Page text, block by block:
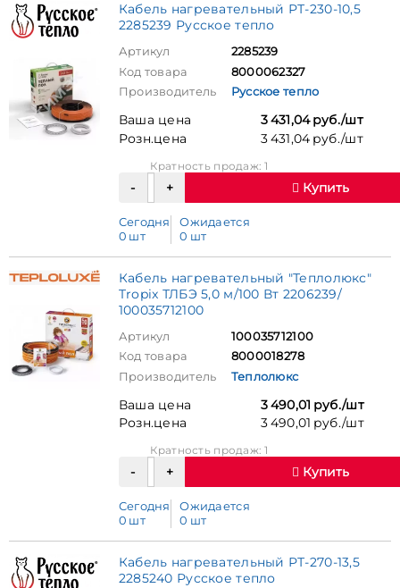
Кабель нагревательный РТ-230-10,5
2285239 Русское тепло
Артикул
2285239
Код товара
8000062327
Производитель
Русское тепло
Ваша цена
3 431,04 руб./шт
Розн.цена
3 431,04 руб./шт
Кратность продаж: 1
Купить
Сегодня
0 шт
Ожидается
0 шт
Кабель нагревательный "Теплолюкс"
Tropix ТЛБЭ 5,0 м/100 Вт 2206239/
100035712100
Артикул
100035712100
Код товара
8000018278
Производитель
Теплолюкс
Ваша цена
3 490,01 руб./шт
Розн.цена
3 490,01 руб./шт
Кратность продаж: 1
Купить
Сегодня
0 шт
Ожидается
0 шт
Кабель нагревательный РТ-270-13,5
2285240 Русское тепло